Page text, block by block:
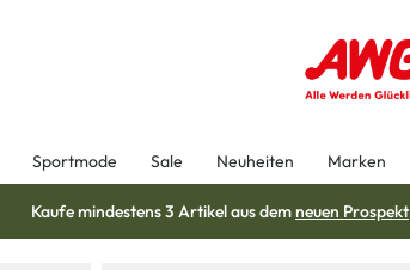
Sportmode Sale Neuheiten Marken
Kaufe mindestens 3 Artikel aus demneuen Prospekt